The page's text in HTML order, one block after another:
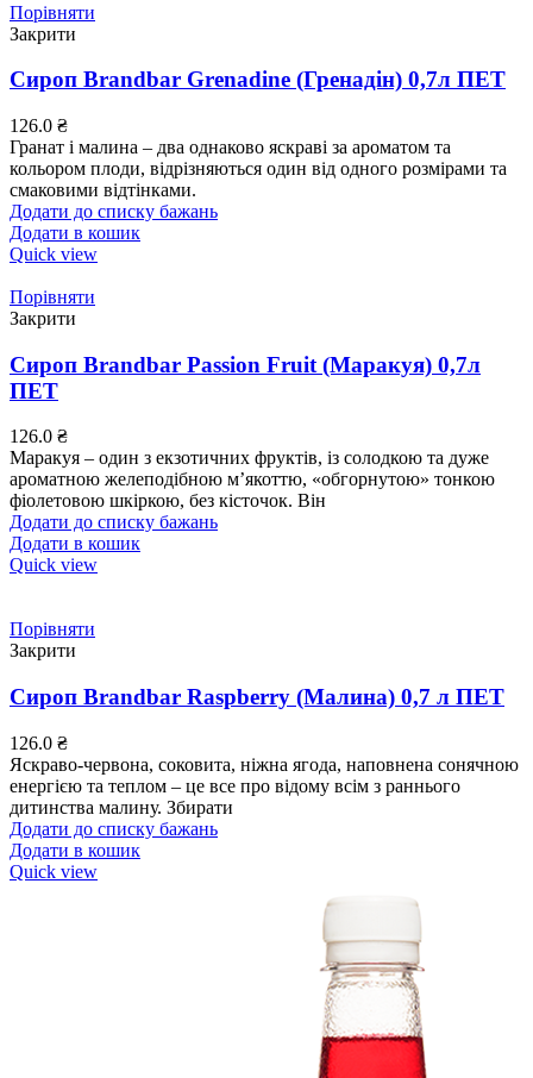
Порівняти
Закрити
Сироп Brandbar Grenadine (Гренадін) 0,7л ПЕТ
126.0 ₴
Гранат і малина – два однаково яскраві за ароматом та
кольором плоди, відрізняються один від одного розмірами та
смаковими відтінками.
Додати до списку бажань
Додати в кошик
Quick view
Порівняти
Закрити
Сироп Brandbar Passion Fruit (Маракуя) 0,7л
ПЕТ
126.0 ₴
Маракуя – один з екзотичних фруктів, із солодкою та дуже
ароматною желеподібною м’якоттю, «обгорнутою» тонкою
фіолетовою шкіркою, без кісточок. Він
Додати до списку бажань
Додати в кошик
Quick view
Порівняти
Закрити
Сироп Brandbar Raspberry (Малина) 0,7 л ПЕТ
126.0 ₴
Яскраво-червона, соковита, ніжна ягода, наповнена сонячною
енергією та теплом – це все про відому всім з раннього
дитинства малину. Збирати
Додати до списку бажань
Додати в кошик
Quick view